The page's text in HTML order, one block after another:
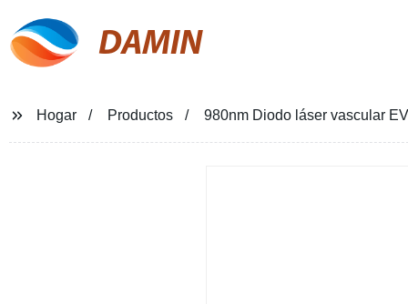
DAMIN
Hogar Productos 980nm Diodo láser vascular